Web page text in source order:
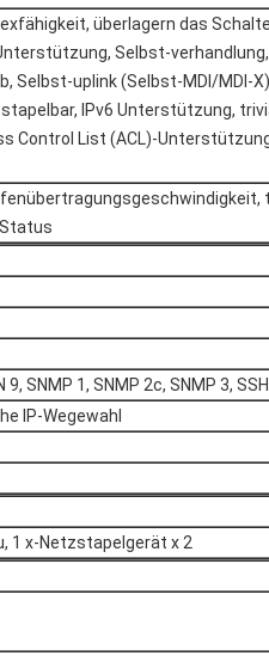
überlagern das
Selbst-verhandlung,
uplink (Selbst-MDI/MDI-X),
IPv6 Unterstützung,
Control List (ACL)-
9, SNMP 1, SNMP 2c, SNMP 3,
IP-Wegewahl
1 x-Netzstapelgerät x 2